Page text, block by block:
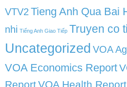
VTV2 Tieng Anh Qua Bai
nhi Tiếng Anh Giao Tiếp Truyen co
Uncategorized VOA
VOA Economics Report
ReportVOA Health Report